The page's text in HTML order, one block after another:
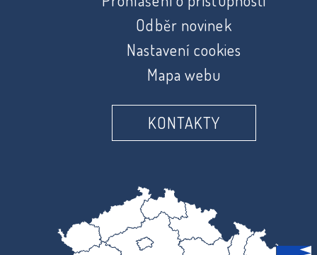
Odběr novinek
Nastavení cookies
Mapa webu
KONTAKTY